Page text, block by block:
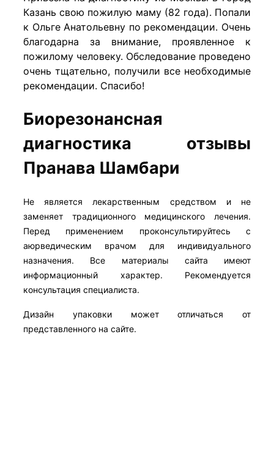
Казань свою пожилую маму (82 года). Попали
к Ольге Анатольевну по рекомендации. Очень
благодарна за внимание, проявленное к
пожилому человеку. Обследование проведено
очень тщательно, получили все необходимые
рекомендации. Спасибо!
Биорезонансная
диагностика отзывы
Пранава Шамбари
Не является лекарственным средством и не
заменяет традиционного медицинского лечения.
Перед применением проконсультируйтесь с
аюрведическим врачом для индивидуального
назначения. Все материалы сайта имеют
информационный характер. Рекомендуется
консультация специалиста.
Дизайн упаковки может отличаться от
представленного на сайте.